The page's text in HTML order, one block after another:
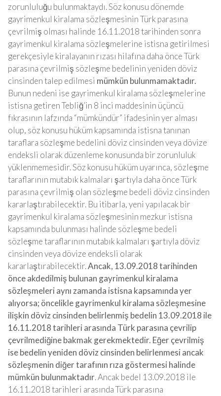
zorunluluğu bulunmaktaydı. Söz konusu dönemde
gayrimenkul kiralama sözleşmesinin Türk parasına
çevrilmiş olması halinde 16.11.2018 tarihinden sonra
gayrimenkul kiralama sözleşmelerine istisna getirilmesi
gerekçesiyle kiralayanın rızası hilafına daha önce Türk
parasına çevrilmiş sözleşme bedelinin yeniden döviz
cinsinden talep edilmesi mümkün bulunmamaktadır.
Bunun nedeni ise gayrimenkul kiralama sözleşmelerine
istisna getiren Tebliğ’in 8 inci maddesinin üçüncü
fıkrasının lafzında “mümkündür” ifadesinin yer alması
olup, söz konusu hüküm kapsamında istisna tanınan
taraflara sözleşme bedelini döviz cinsinden veya dövize
endeksli olarak düzenleme konusunda bir zorunluluk
yüklenmemesidir. Söz konusu hüküm uyarınca, sözleşme
taraflarının mutabık kalmaları şartıyla daha önce Türk
parasına çevrilmiş olan sözleşme bedeli döviz cinsinden
kararlaştırabilecektir. Bu itibarla, yeni yapılacak bir
gayrimenkul kiralama sözleşmesinin mezkur istisna
kapsamında bulunması halinde sözleşme bedeli
sözleşme taraflarının mutabık kalmaları şartıyla döviz
cinsinden veya dövize endeksli olarak
kararlaştırabilecektir.Ancak, 13.09.2018 tarihinden
önce akdedilmiş bulunan gayrimenkul kiralama
sözleşmeleri aynı zamanda istisna kapsamında yer
alıyorsa; öncelikle gayrimenkul kiralama sözleşmesine
ilişkin döviz cinsinden belirlenmiş bedelin 13.09.2018 ile
16.11.2018 tarihleri arasında Türk parasına çevrilip
çevrilmediğine bakmak gerekmektedir. Eğer çevrilmiş
ise bedelin yeniden döviz cinsinden belirlenmesi ancak
sözleşmenin diğer tarafının rıza göstermesi halinde
mümkün bulunmaktadır. Ancak bedel 13.09.2018 ile
16.11.2018 tarihleri arasında Türk parasına